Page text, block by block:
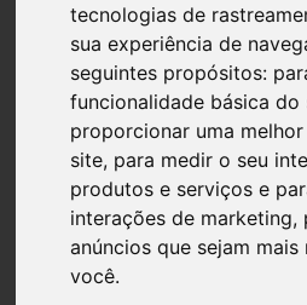
tecnologias de
sua experiência de
seguintes propósitos:
funcionalidade básica do
proporcionar uma
site, para medir o seu
produtos e serviços e
interações de marketing,
anúncios que sejam mais
você.